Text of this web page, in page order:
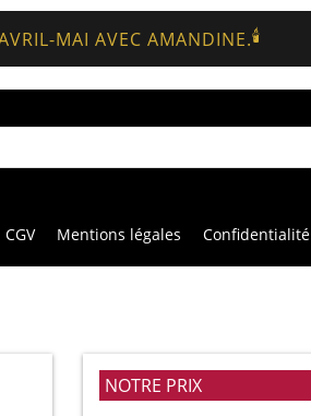
MAI AVEC AMANDINE.🕯️
CGV Mentions légales Confidentialité
NOTRE PRIX